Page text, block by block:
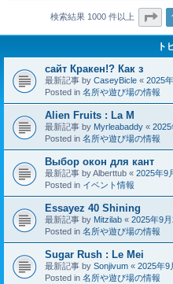
検索結果 1000 件以上
ト
сайт Кракен!? Как з
最新記事 by CaseyBicle « 2025
Posted in 名所や遊び場の情報
Alien Fruits : La M
最新記事 by Myrleabaddy «
Posted in 名所や遊び場の情報
Выбор окон для кант
最新記事 byAlberttub « 2025年9
Posted in イベント情報
Essayez 40 Shining
最新記事 by Mitzilab « 2025年9
Posted in 名所や遊び場の情報
Sugar Rush : Le Mei
最新記事 by Sonjivum « 2025年9
Posted in 名所や遊び場の情報